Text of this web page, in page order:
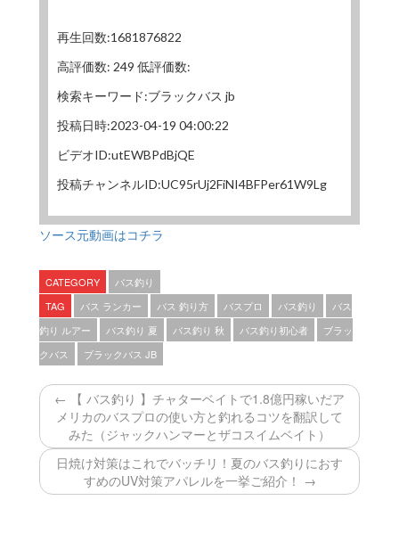
再生回数:1681876822
高評価数: 249 低評価数:
検索キーワード:ブラックバス jb
投稿日時:2023-04-19 04:00:22
ビデオID:utEWBPdBjQE
投稿チャンネルID:UC95rUj2FiNI4BFPer61W9Lg
ソース元動画はコチラ
CATEGORY
バス釣り
TAG
バス ランカー バス 釣り方 バスプロ バス釣り
バス
釣り ルアー
バス釣り 夏 バス釣り 秋 バス釣り初心者
ブラッ
クバス
ブラックバス JB
← 【 バス釣り 】チャターベイトで1.8億円稼いだア
メリカのバスプロの使い方と釣れるコツを翻訳して
みた（ジャックハンマーとザコスイムベイト）
日焼け対策はこれでバッチリ！夏のバス釣りにおす
すめのUV対策アパレルを一挙ご紹介！ →